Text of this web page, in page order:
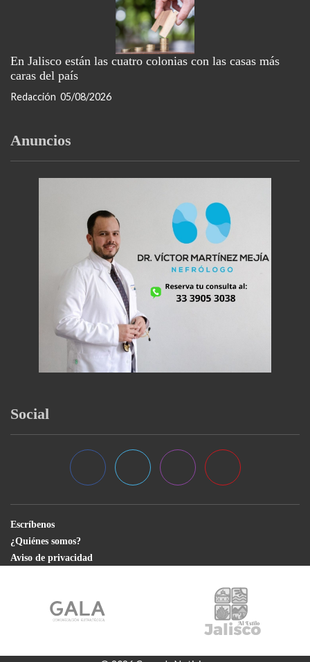
En Jalisco están las cuatro colonias con las casas más
caras del país
Redacción 05/08/2026
Anuncios
Social
Escríbenos
¿Quiénes somos?
Aviso de privacidad